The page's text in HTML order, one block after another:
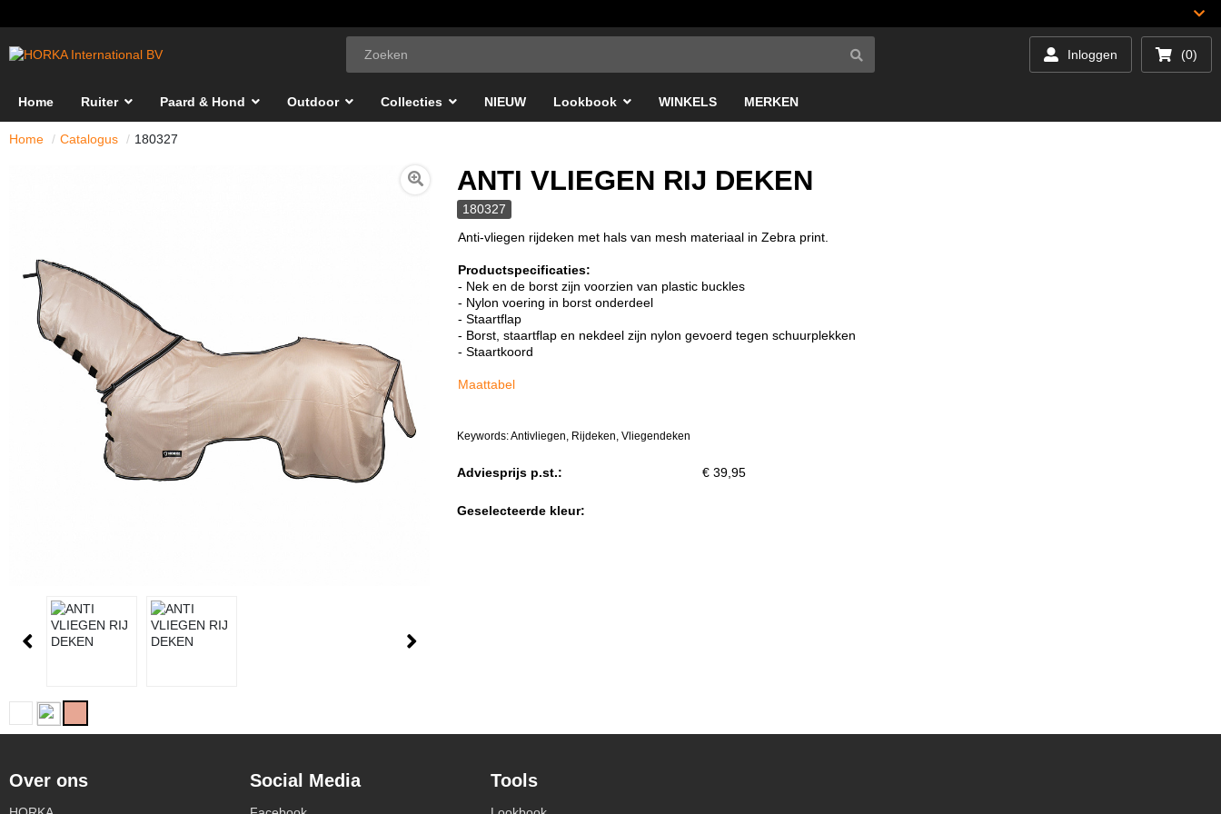
Inloggen (0)
Home Ruiter Paard & Hond Outdoor Collecties NIEUW Lookbook WINKELS MERKEN
Home Catalogus 180327
ANTI VLIEGEN RIJ DEKEN
180327
Anti-vliegen rijdeken met hals van mesh materiaal in Zebra print.
Productspecificaties:
- Nek en de borst zijn voorzien van plastic buckles
- Nylon voering in borst onderdeel
- Staartflap
- Borst, staartflap en nekdeel zijn nylon gevoerd tegen schuurplekken
- Staartkoord
Maattabel
Keywords: Antivliegen, Rijdeken, Vliegendeken
Adviesprijs p.st.: € 39,95
Geselecteerde kleur:
Over ons Social Media Tools